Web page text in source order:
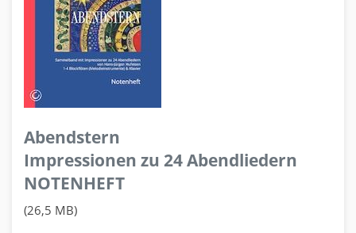
Abendstern
Impressionen zu 24 Abendliedern
NOTENHEFT
(26,5 MB)